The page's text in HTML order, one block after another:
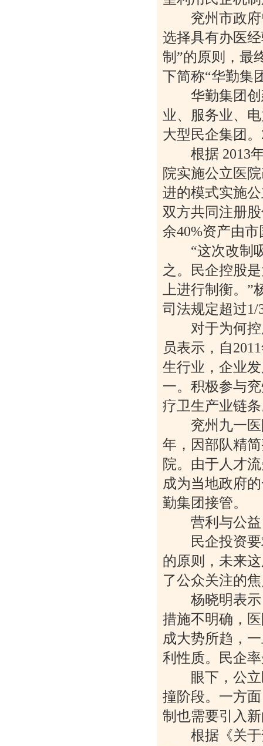
兖州市政府
选择具有办医
制”的原则，最
下简称“华勤集
华勤集团创
业、服务业、
大型民企集团
根据 2013年
院实施公立医
进的模式实施
双方共同注册
余40%资产由
“这次改制吸
之。民企控股
上进行制衡。
司法规定超过
对于为何控
员表示，自
生行业，企业
一。积极参与
疗卫生产业链
兖州九一医
年，因部队精
院。由于人才
成为当地政府
勤集团接管。
营利与公益
民企投资要
的原则，未来
了公众关注的
杨晓明表示
措施不明确，
成大势所趋，
利性质。民企
眼下，公立
撞阶段。一方
制也需要引入
根据《关于